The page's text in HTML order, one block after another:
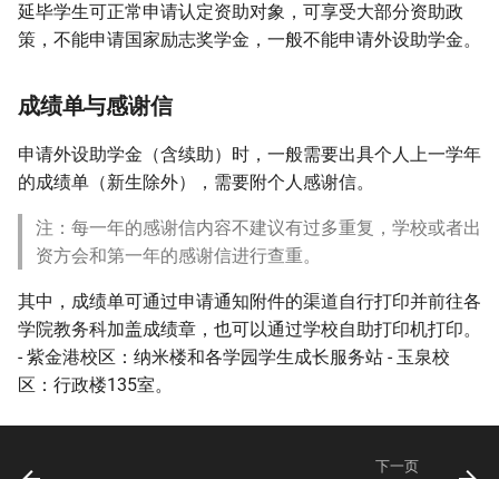
延毕学生可正常申请认定资助对象，可享受大部分资助政
策，不能申请国家励志奖学金，一般不能申请外设助学金。
成绩单与感谢信
申请外设助学金（含续助）时，一般需要出具个人上一学年
的成绩单（新生除外），需要附个人感谢信。
注：每一年的感谢信内容不建议有过多重复，学校或者出
资方会和第一年的感谢信进行查重。
其中，成绩单可通过申请通知附件的渠道自行打印并前往各
学院教务科加盖成绩章，也可以通过学校自助打印机打印。
- 紫金港校区：纳米楼和各学园学生成长服务站 - 玉泉校
区：行政楼135室。
下一页